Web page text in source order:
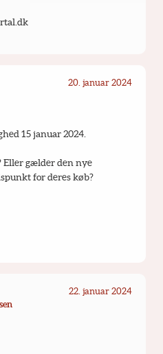
20. januar 2024
15 januar 2024.
Eller gælder den nye
for deres køb?
22. januar 2024